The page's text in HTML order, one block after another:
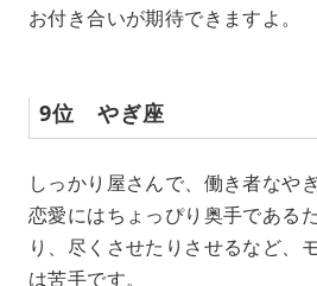
お付き合いが期待できますよ。
9位 やぎ座
しっかり屋さんで、働き者なや
恋愛にはちょっぴり奥手である
り、尽くさせたりさせるなど、
は苦手です。